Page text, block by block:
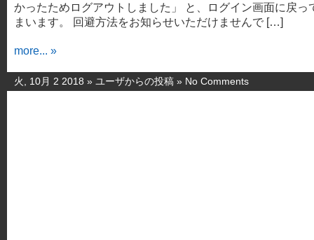
かったためログアウトしました」 と、ログイン画面に戻っ
まいます。 回避方法をお知らせいただけませんで […]
more... »
火, 10月 2 2018 » ユーザからの投稿 » No Comments